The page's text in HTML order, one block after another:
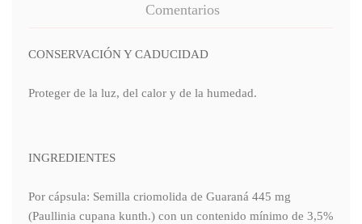
Comentarios
CONSERVACIÓN Y CADUCIDAD
Proteger de la luz, del calor y de la humedad.
INGREDIENTES
Por cápsula: Semilla criomolida de Guaraná 445 mg
(Paullinia cupana kunth.) con un contenido mínimo de 3,5%